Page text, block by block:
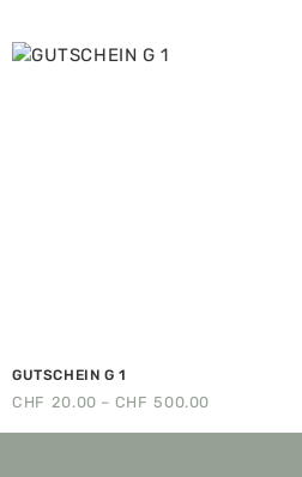
GUTSCHEIN G 1
CHF 20.00 – CHF 500.00